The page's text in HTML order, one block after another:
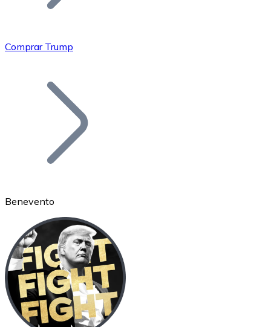
Bitcoin
Ethereum
ETH
Comprar Trump
Benevento